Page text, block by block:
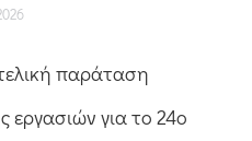
παράταση
εργασιών για το 24ο